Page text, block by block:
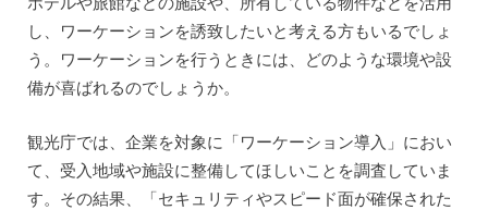
し、ワーケーションを誘致したいと考える方もいるでしょ
う。ワーケーションを行うときには、どのような環境や設
備が喜ばれるのでしょうか。
観光庁では、企業を対象に「ワーケーション導入」におい
て、受入地域や施設に整備してほしいことを調査していま
す。その結果、「セキュリティやスピード面が確保された